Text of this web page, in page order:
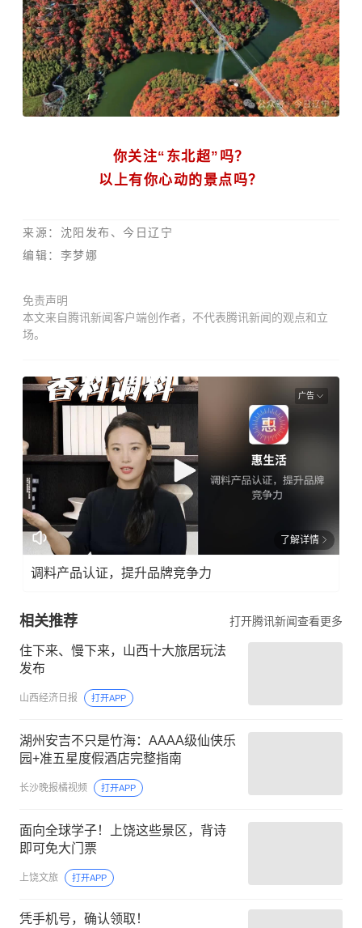
你关注“东北超”吗？
以上有你心动的景点吗？
来源：沈阳发布、今日辽宁
编辑：李梦娜
免责声明
本文来自腾讯新闻客户端创作者，不代表腾讯新闻的观点和立
场。
广告
了解详情
调料产品认证，提升品牌竞争力
相关推荐 打开腾讯新闻查看更多
住下来、慢下来，山西十大旅居玩法
发布
山西经济日报 打开APP
湖州安吉不只是竹海：AAAA级仙侠乐
园+准五星度假酒店完整指南
长沙晚报橘视频 打开APP
面向全球学子！上饶这些景区，背诗
即可免大门票
上饶文旅 打开APP
凭手机号，确认领取！